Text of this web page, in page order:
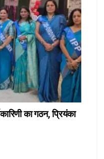
का गठन, प्रियंका